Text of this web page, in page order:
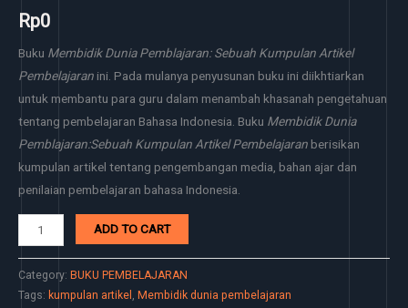
Rp0
Buku Membidik Dunia Pemblajaran: Sebuah Kumpulan Artikel
Pembelajaran ini. Pada mulanya penyusunan buku ini diikhtiarkan
untuk membantu para guru dalam menambah khasanah pengetahuan
tentang pembelajaran Bahasa Indonesia. Buku Membidik Dunia
Pemblajaran:Sebuah Kumpulan Artikel Pembelajaran berisikan
kumpulan artikel tentang pengembangan media, bahan ajar dan
penilaian pembelajaran bahasa Indonesia.
ADD TO CART
Category: BUKU PEMBELAJARAN
Tags: kumpulan artikel Membidik dunia pembelajaran